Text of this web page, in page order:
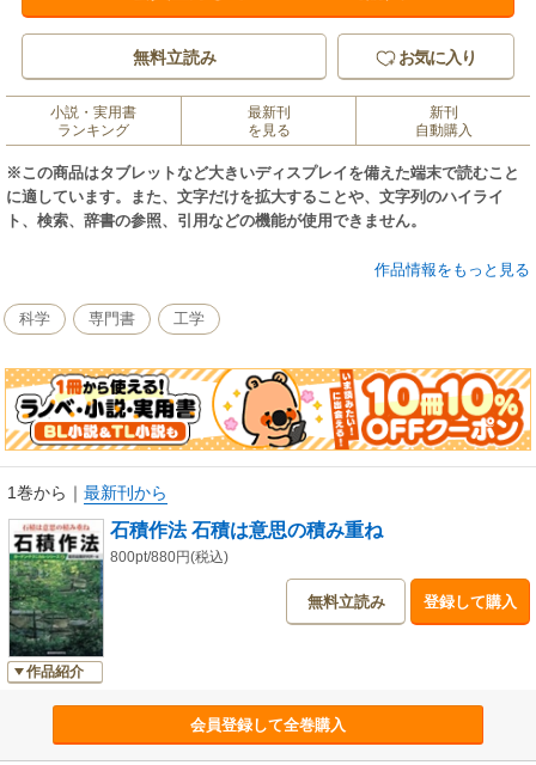
無料立読み お気に入り
小説・実用書
ランキング
最新刊
を見る
新刊
自動購入
※この商品はタブレットなど大きいディスプレイを備えた端末で読むこと
に適しています。また、文字だけを拡大することや、文字列のハイライ
ト、検索、辞書の参照、引用などの機能が使用できません。
日本の庭を成立させている繊細かつ大胆な感性と手仕事を、構成要素別に
ら生まれた、素朴でありながら力強い各地の石垣や石積を紹介。
作品情報をもっと見る
科学 専門書 工学
1巻から ｜ 最新刊から
作品紹介
石積作法 石積は意思の積み重ね
800pt/880円(税込)
無料立読み 登録して購入
会員登録して全巻購入